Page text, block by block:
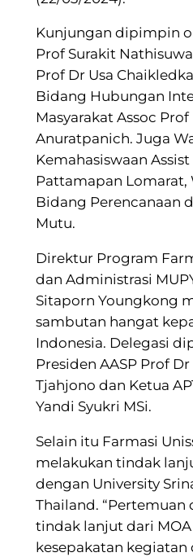
Kunjungan dipimpin
Prof Surakit
Prof Dr Usa
Bidang Hubungan
Masyarakat Assoc
Anuratpanich. Juga
Kemahasiswaan
Pattamapan Lomarat,
Bidang Perencanaan
Mutu.
Direktur Program
dan Administrasi
Sitaporn Youngkong
sambutan hangat
Indonesia. Delegasi
Presiden AASP Prof
Tjahjono dan Ketua
Yandi Syukri MSi.
Selain itu Farmasi
melakukan tindak
dengan University
Thailand. “Pertemuan
tindak lanjut dari
kesepakatan